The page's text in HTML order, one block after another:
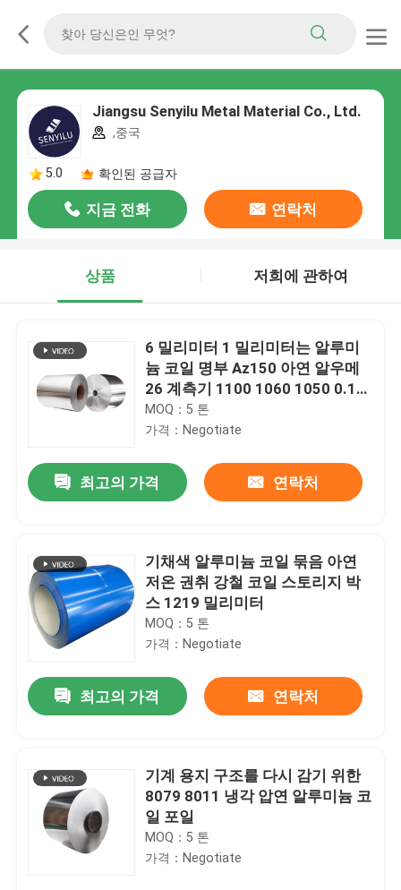
Jiangsu Senyilu Metal Material Co., Ltd.
,중국
5.0 확인된 공급자
지금 전화 연락처
상품 저희에 관하여
6 밀리미터 1 밀리미터는 알루미
늄 코일 명부 Az150 아연 알우메
26 계측기 1100 1060 1050 0.15-
6.0mm을 솔질했습니다
MOQ：5 톤
가격：Negotiate
최고의 가격 연락처
기채색 알루미늄 코일 묶음 아연
저온 권취 강철 코일 스토리지 박
스 1219 밀리미터
MOQ：5 톤
가격：Negotiate
최고의 가격 연락처
기계 용지 구조를 다시 감기 위한
8079 8011 냉각 압연 알루미늄 코
일 포일
MOQ：5 톤
가격：Negotiate